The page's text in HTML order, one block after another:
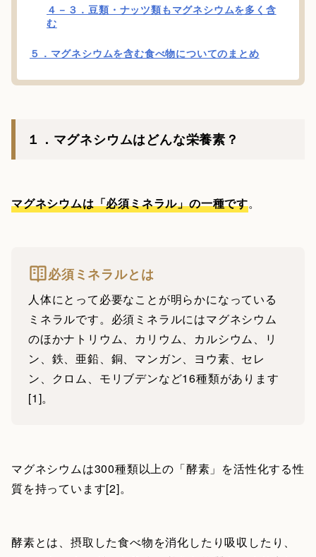
４－３．豆類・ナッツ類もマグネシウムを多く含
む
５．マグネシウムを含む食べ物についてのまとめ
１．マグネシウムはどんな栄養素？
マグネシウムは「必須ミネラル」の一種です。
必須ミネラルとは
人体にとって必要なことが明らかになっている
ミネラルです。必須ミネラルにはマグネシウム
のほかナトリウム、カリウム、カルシウム、リ
ン、鉄、亜鉛、銅、マンガン、ヨウ素、セレ
ン、クロム、モリブデンなど16種類があります
[1]。
マグネシウムは300種類以上の「酵素」を活性化する性
質を持っています[2]。
酵素とは、摂取した食べ物を消化したり吸収したり、